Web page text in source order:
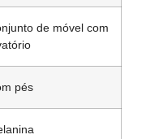
de móvel com
pés